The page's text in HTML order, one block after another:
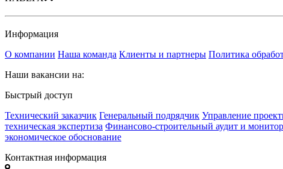
Информация
О компании Наша команда Клиенты и партнеры Политика
Наши вакансии на:
Быстрый доступ
Технический заказчик Генеральный подрядчик Управление
техническая экспертиза Финансово-строительный аудит и
экономическое обоснование
Контактная информация